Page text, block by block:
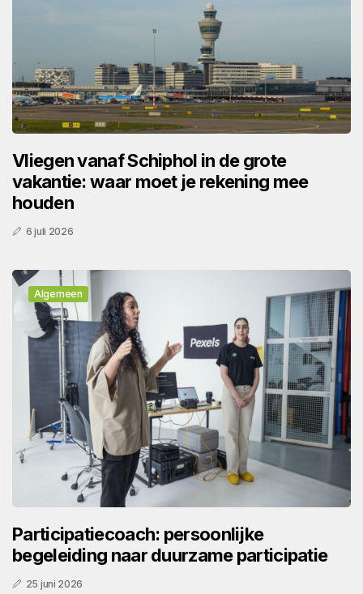
Vliegen vanaf Schiphol in de grote
vakantie: waar moet je rekening mee
houden
6 juli 2026
Algemeen
Participatiecoach: persoonlijke
begeleiding naar duurzame participatie
25 juni 2026